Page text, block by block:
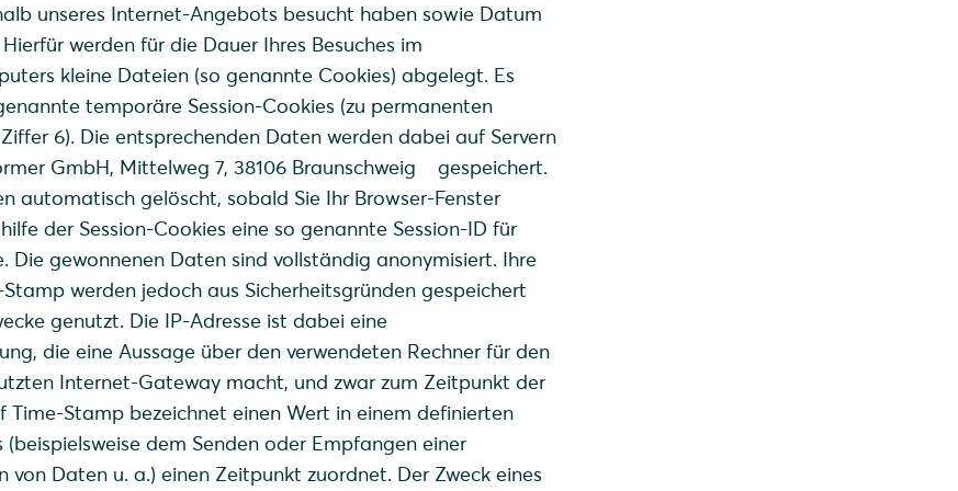
unseres Internet-Angebots besucht haben sowie Datum
werden für die Dauer Ihres Besuches im
kleine Dateien (so genannte Cookies) abgelegt. Es
temporäre Session-Cookies (zu permanenten
6). Die entsprechenden Daten werden dabei auf Servern
GmbH, Mittelweg 7, 38106 Braunschweig gespeichert.
automatisch gelöscht, sobald Sie Ihr Browser-Fenster
der Session-Cookies eine so genannte Session-ID für
Die gewonnenen Daten sind vollständig anonymisiert. Ihre
werden jedoch aus Sicherheitsgründen gespeichert
genutzt. Die IP-Adresse ist dabei eine
die eine Aussage über den verwendeten Rechner für den
Internet-Gateway macht, und zwar zum Zeitpunkt der
Time-Stamp bezeichnet einen Wert in einem definierten
dem Senden oder Empfangen einer
Daten u. a.) einen Zeitpunkt zuordnet. Der Zweck eines